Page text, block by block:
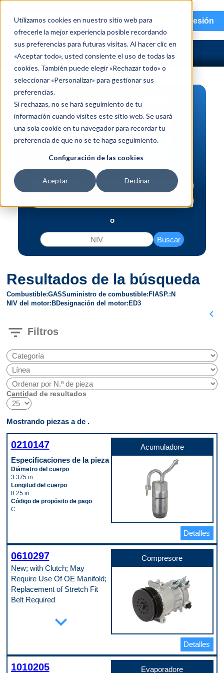
Utilizamos cookies en nuestro sitio web para
ofrecerle la mejor experiencia posible recordando
sus preferencias para futuras visitas. Al hacer clic en
«Aceptar todo», usted consiente el uso de todas las
cookies. También puede elegir «Rechazar todo» o
seleccionar «Personalizar» para gestionar sus
preferencias.
Si rechazas, no se hará seguimiento de tu
información cuando visites este sitio web. Se usará
una sola cookie en tu navegador para recordar tu
preferencia de que no se te haga seguimiento.
Configuración de las cookies
Aceptar Declinar
menu Iniciar sesión
BÚSQUEDA DE PIEZAS
Vehículo | NIV
Pieza | N.º de intercambio
o
Buscar
Resultados de la búsqueda
Combustible GASSuministro de combustible FI ASP. N
NIV del motor BDesignación del motor ED3
chevron_left
filter_list Filtros
Cantidad de resultados
Mostrando piezas a de .
0210147
Especificaciones de la pieza
Diámetro del cuerpo
3.375 in
Longitud del cuerpo
8.25 in
Código de propósito de pago
C
Acumuladore
Detalles
0610297
New; with Clutch; May
Require Use Of OE Manifold;
Replacement of Stretch Fit
Belt Required
Diámetro de la cresta de la polea
Diámetro exterior de la carcasa
117 mm
Diámetro interior del puerto de
expand_more
Compresore
Detalles
1010205 Evaporadore